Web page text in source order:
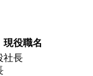
現役職名
社長